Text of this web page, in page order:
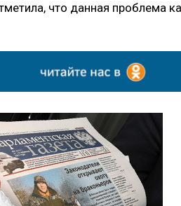
что данная проблема